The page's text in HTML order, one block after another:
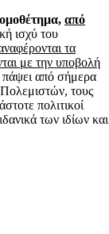
από
ισχύ του
τα
με την υποβολή
πάψει από σήμερα
τους
πολιτικοί
των ιδίων και